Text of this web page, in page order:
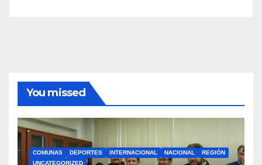
You missed
COMUNAS DEPORTES INTERNACIONAL NACIONAL
REGIÓN
UNCATEGORIZED